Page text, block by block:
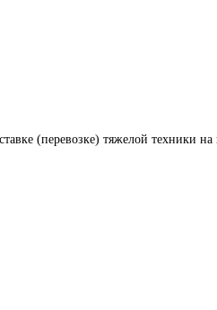
(перевозке) тяжелой техники